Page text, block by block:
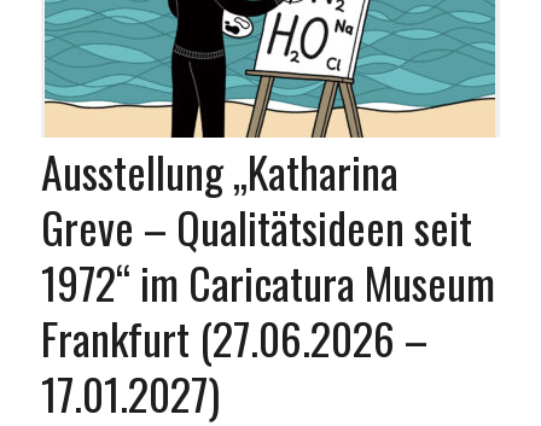
Ausstellung „Katharina
Greve – Qualitätsideen seit
1972“ im Caricatura Museum
Frankfurt (27.06.2026 –
17.01.2027)